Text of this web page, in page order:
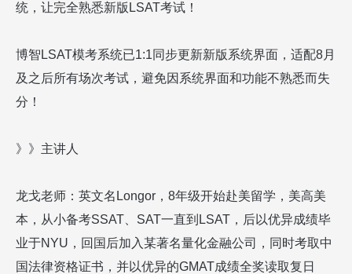
统，让完全熟悉新版 LSAT考试！
博智 LSAT模考系统已1:1同步更新新版系统界面，适配8月
及之后所有场次考试，避免因系统界面和功能不熟悉而失
分！
》》主讲人
龙戈老师： 英文名 Longor ， 8年级开始赴美留学，美高美
本，从小备考SSAT SAT一直到 LSAT ，后以优异成绩毕
业于NYU ，回国后加入某著名量化金融公司，同时考取中
国法律资格证书，并以优异的GMAT成绩全奖读取复日